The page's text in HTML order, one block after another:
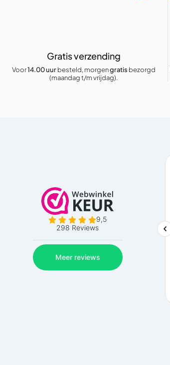
Gratis verzending
Voor14.00 uurbesteld, morgengratis bezorgd
(maandag t/m vrijdag).